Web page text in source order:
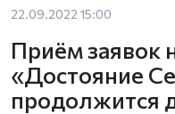
22.09.2022 15:00
Приём заявок
«Достояние
продолжится